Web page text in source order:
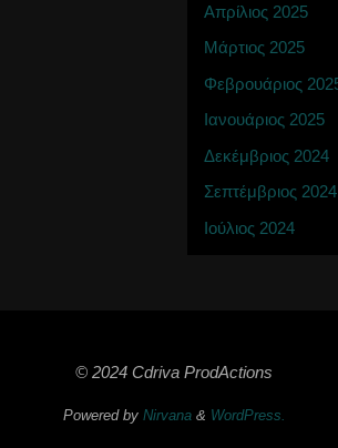
Απρίλιος 2025
Μάρτιος 2025
Φεβρουάριος
Ιανουάριος 2025
Δεκέμβριος 2024
Σεπτέμβριος 2024
Ιούλιος 2024
© 2024 Cdriva ProdActions
Powered by Nirvana& WordPress.